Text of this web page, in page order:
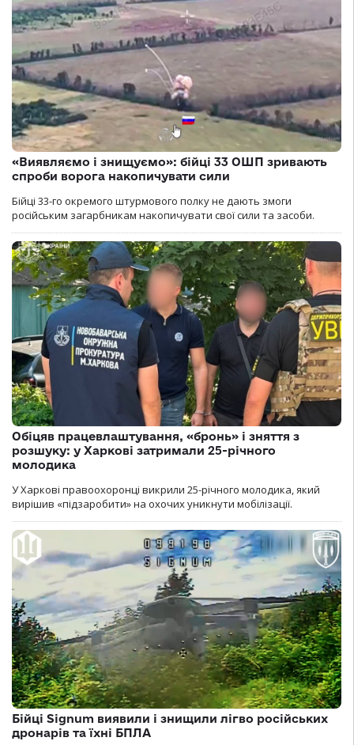
«Виявляємо і знищуємо»: бійці 33 ОШП зривають
спроби ворога накопичувати сили
Бійці 33-го окремого штурмового полку не дають змоги
російським загарбникам накопичувати свої сили та засоби.
Обіцяв працевлаштування, «бронь» і зняття з
розшуку: у Харкові затримали 25-річного
молодика
У Харкові правоохоронці викрили 25-річного молодика, який
вирішив «підзаробити» на охочих уникнути мобілізації.
Бійці Signum виявили і знищили лігво російських
дронарів та їхні БПЛА